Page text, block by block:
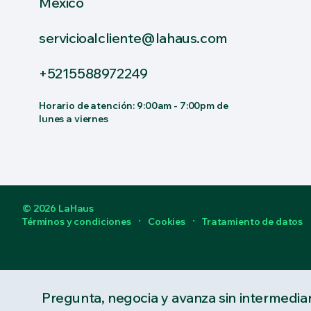
Pregunta, negocia y avanza sin
servicioalcliente@lahaus.com
+5215588972249
Horario de atención: 9:00am - 7:00pm de
lunes a viernes
© 2026 LaHaus
Términos y condiciones
Cookies Tratamiento de datos